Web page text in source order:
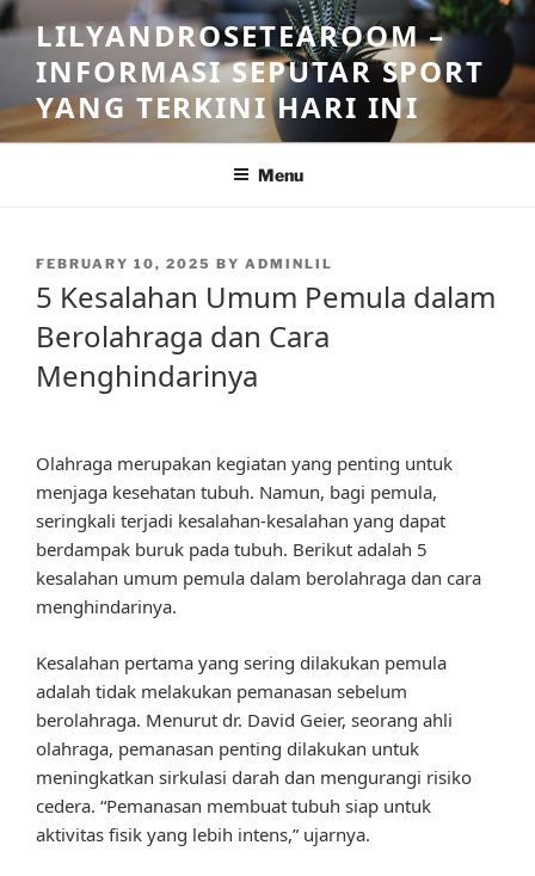
Skip
to
content
LILYANDROSETEAROOM –
INFORMASI SEPUTAR SPORT
YANG TERKINI HARI INI
Menu
POSTED
FEBRUARY 10, 2025 BY ADMINLIL
5 Kesalahan Umum Pemula dalam
Berolahraga dan Cara
Menghindarinya
Olahraga merupakan kegiatan yang penting untuk
menjaga kesehatan tubuh. Namun, bagi pemula,
seringkali terjadi kesalahan-kesalahan yang dapat
berdampak buruk pada tubuh. Berikut adalah 5
kesalahan umum pemula dalam berolahraga dan cara
menghindarinya.
Kesalahan pertama yang sering dilakukan pemula
adalah tidak melakukan pemanasan sebelum
berolahraga. Menurut dr. David Geier, seorang ahli
olahraga, pemanasan penting dilakukan untuk
meningkatkan sirkulasi darah dan mengurangi risiko
cedera. “Pemanasan membuat tubuh siap untuk
aktivitas fisik yang lebih intens,” ujarnya.